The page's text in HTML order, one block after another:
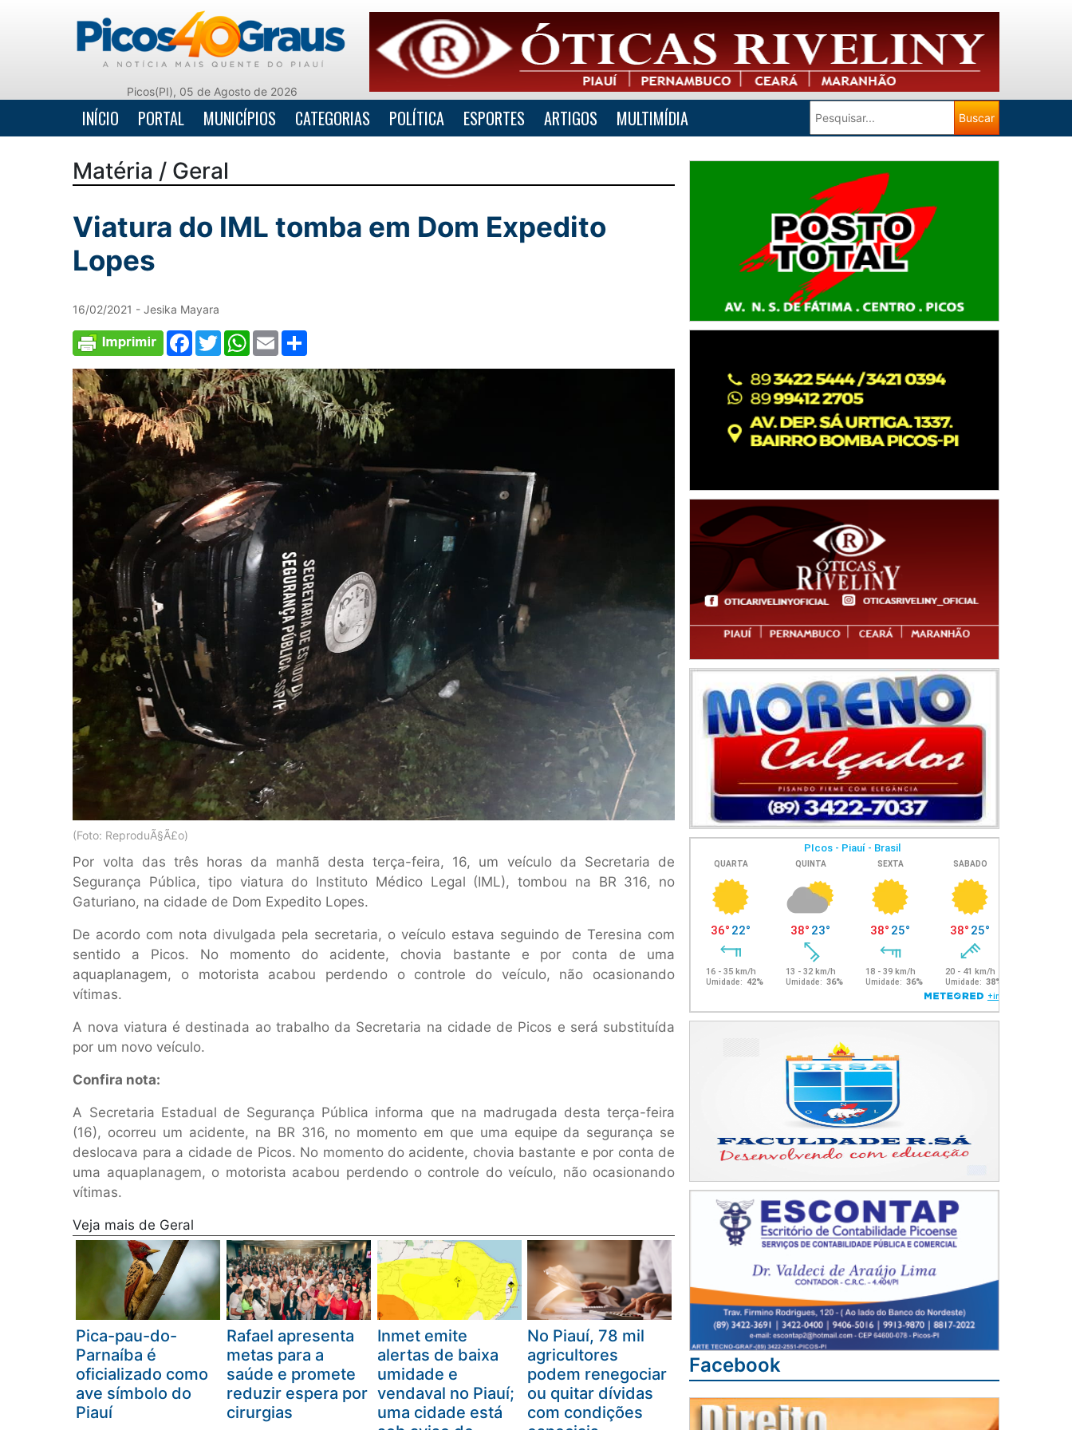
Picos(PI), 05 de Agosto de 2026
INÍCIO PORTAL MUNICÍPIOS CATEGORIAS POLÍTICA ESPORTES ARTIGOS MULTIMÍDIA
Matéria / Geral
Viatura do IML tomba em Dom Expedito
Lopes
16/02/2021 - Jesika Mayara
Facebook
TwitterWhatsApp
Email
(Foto: ReproduÃ§Ã£o)
Por volta das três horas da manhã desta terça-feira, 16, um veículo da Secretaria de
Segurança Pública, tipo viatura do Instituto Médico Legal (IML), tombou na BR 316, no
Gaturiano, na cidade de Dom Expedito Lopes.
De acordo com nota divulgada pela secretaria, o veículo estava seguindo de Teresina com
sentido a Picos. No momento do acidente, chovia bastante e por conta de uma
aquaplanagem, o motorista acabou perdendo o controle do veículo, não ocasionando
vítimas.
A nova viatura é destinada ao trabalho da Secretaria na cidade de Picos e será substituída
por um novo veículo.
Confira nota:
A Secretaria Estadual de Segurança Pública informa que na madrugada desta terça-feira
(16), ocorreu um acidente, na BR 316, no momento em que uma equipe da segurança se
deslocava para a cidade de Picos. No momento do acidente, chovia bastante e por conta de
uma aquaplanagem, o motorista acabou perdendo o controle do veículo, não ocasionando
vítimas.
Veja mais de Geral
Pica-pau-do-
Parnaíba é
oficializado como
ave símbolo do
Piauí
Rafael apresenta
metas para a
saúde e promete
reduzir espera por
cirurgias
Inmet emite
alertas de baixa
umidade e
vendaval no Piauí;
uma cidade está
No Piauí, 78 mil
agricultores
podem renegociar
ou quitar dívidas
com condições
Facebook